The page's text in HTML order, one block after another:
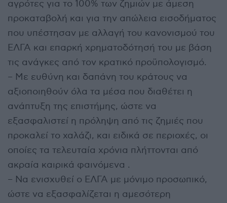
αγρότες για το 100% των ζημιών με άμεση
προκαταβολή και για την απώλεια εισοδήματος
που υπέστησαν με αλλαγή του κανονισμού του
ΕΛΓΑ και επαρκή χρηματοδότησή του με βάση
τις ανάγκες από τον κρατικό προϋπολογισμό.
– Με ευθύνη και δαπάνη του κράτους να
αξιοποιηθούν όλα τα μέσα που διαθέτει η
ανάπτυξη της επιστήμης, ώστε να
εξασφαλιστεί η πρόληψη από τις ζημιές που
προκαλεί το χαλάζι, και ειδικά σε περιοχές, οι
οποίες τα τελευταία χρόνια πλήττονται από
ακραία καιρικά φαινόμενα .
– Να ενισχυθεί ο ΕΛΓΑ με μόνιμο προσωπικό,
ώστε να εξασφαλίζεται η αμεσότερη